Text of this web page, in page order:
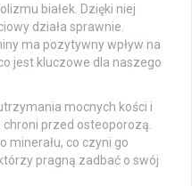
białek. Dzięki niej
działa sprawnie.
ma pozytywny wpływ na
jest kluczowe dla naszego
mocnych kości i
przed osteoporozą.
minerału, co czyni go
pragną zadbać o swój